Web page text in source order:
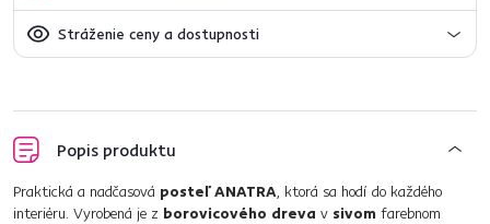
Stráženie ceny a dostupnosti
Popis produktu
Praktická a nadčasová posteľ ANATRA, ktorá sa hodí do každého
interiéru. Vyrobená je z borovicového dreva v sivom farebnom